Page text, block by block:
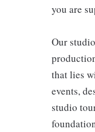
you are
Our
that lies
events,
studio